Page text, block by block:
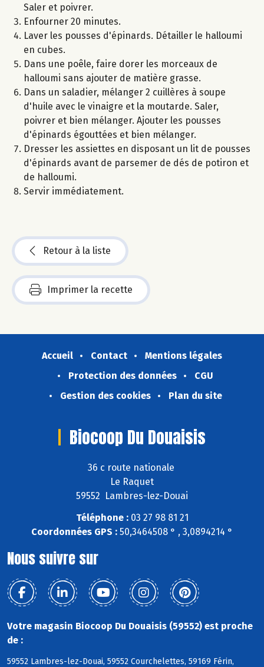
Saler et poivrer.
Enfourner 20 minutes.
Laver les pousses d'épinards. Détailler le halloumi
en cubes.
Dans une poêle, faire dorer les morceaux de
halloumi sans ajouter de matière grasse.
Dans un saladier, mélanger 2 cuillères à soupe
d'huile avec le vinaigre et la moutarde. Saler,
poivrer et bien mélanger. Ajouter les pousses
d'épinards égouttées et bien mélanger.
Dresser les assiettes en disposant un lit de pousses
d'épinards avant de parsemer de dés de potiron et
de halloumi.
Servir immédiatement.
Retour à la liste
Imprimer la recette
Accueil Contact
Mentions légales
Protection des données
CGU
Gestion des cookies
Plan du site
Biocoop Du Douaisis
36 c route nationale
Le Raquet
59552 Lambres-lez-Douai
Téléphone :03 27 98 81 21
Coordonnées GPS : 50,3464508 ° , 3,0894214 °
Nous suivre sur
Votre magasin Biocoop Du Douaisis (59552) est proche
de :
59552 Lambres-lez-Douai, 59552 Courchelettes, 59169 Férin,